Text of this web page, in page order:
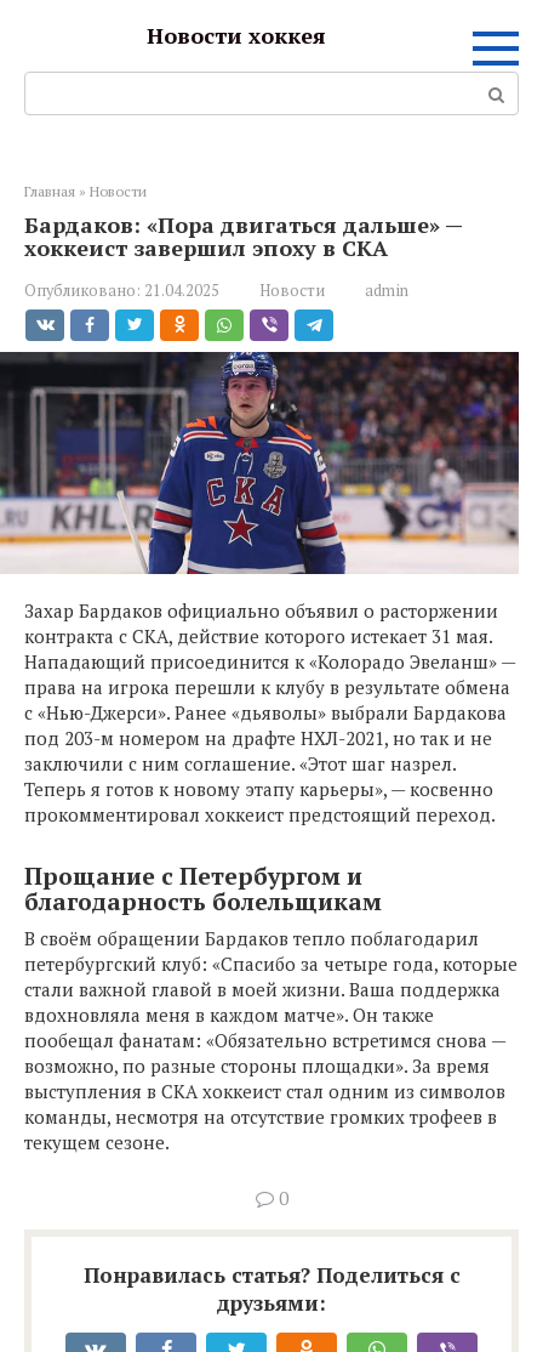
Новости хоккея
Поиск:
Главная » Новости
Бардаков: «Пора двигаться дальше» —
хоккеист завершил эпоху в СКА
Опубликовано: 21.04.2025 Новости admin
Захар Бардаков официально объявил о расторжении
контракта с СКА, действие которого истекает 31 мая.
Нападающий присоединится к «Колорадо Эвеланш» —
права на игрока перешли к клубу в результате обмена
с «Нью-Джерси». Ранее «дьяволы» выбрали Бардакова
под 203-м номером на драфте НХЛ-2021, но так и не
заключили с ним соглашение. «Этот шаг назрел.
Теперь я готов к новому этапу карьеры», — косвенно
прокомментировал хоккеист предстоящий переход.
Прощание с Петербургом и
благодарность болельщикам
В своём обращении Бардаков тепло поблагодарил
петербургский клуб: «Спасибо за четыре года, которые
стали важной главой в моей жизни. Ваша поддержка
вдохновляла меня в каждом матче». Он также
пообещал фанатам: «Обязательно встретимся снова —
возможно, по разные стороны площадки». За время
выступления в СКА хоккеист стал одним из символов
команды, несмотря на отсутствие громких трофеев в
текущем сезоне.
0
Понравилась статья? Поделиться с
друзьями: